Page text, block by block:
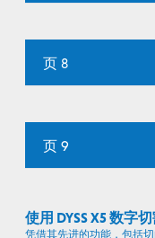
页 8
页 9
使用 DYSS X5 数字
凭借其先进的功能，包括